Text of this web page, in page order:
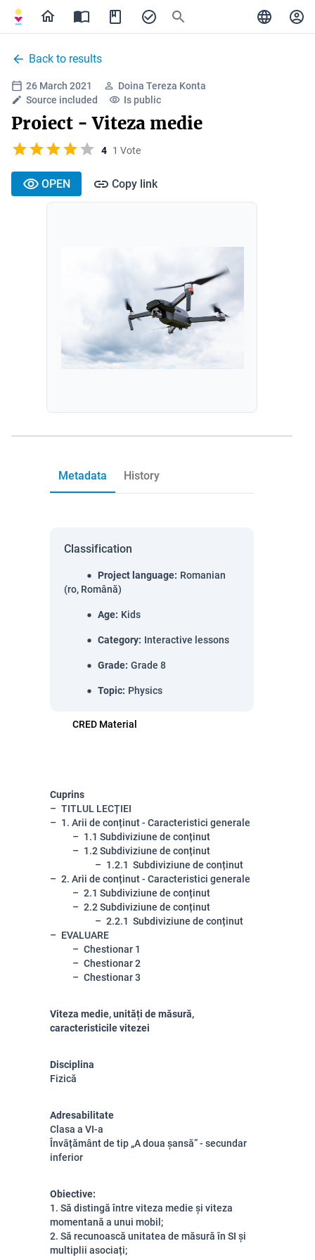
Back to results
26 March 2021
Doina Tereza Konta
Source included
Is public
Proiect - Viteza medie
4 1 Vote
OPEN Copy link
Metadata History
Classification
Project language: Romanian
(ro, Română)
Age: Kids
Category: Interactive lessons
Grade: Grade 8
Topic: Physics
CRED Material
Cuprins
TITLUL LECȚIEI
1. Arii de conținut - Caracteristici generale
1.1 Subdiviziune de conținut
1.2 Subdiviziune de conținut
1.2.1 Subdiviziune de conținut
2. Arii de conținut - Caracteristici generale
2.1 Subdiviziune de conținut
2.2 Subdiviziune de conținut
2.2.1 Subdiviziune de conținut
EVALUARE
Chestionar 1
Chestionar 2
Chestionar 3
Viteza medie, unități de măsură,
caracteristicile vitezei
Disciplina
Fizică
Adresabilitate
Clasa a VI-a
Învățământ de tip „A doua șansă” - secundar
inferior
Obiective:
1. Să distingă între viteza medie și viteza
momentană a unui mobil;
2. Să recunoască unitatea de măsură în SI și
multiplii asociați;